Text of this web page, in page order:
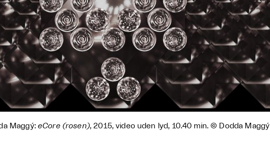
Maggý: eCore (rosen), 2015, video uden lyd, 10.40 min. © Dodda Maggý